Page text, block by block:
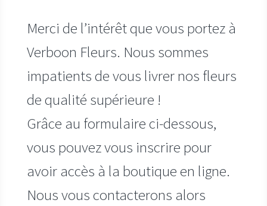
Merci de l’intérêt que vous portez à
Verboon Fleurs. Nous sommes
impatients de vous livrer nos fleurs
de qualité supérieure !
Grâce au formulaire ci-dessous,
vous pouvez vous inscrire pour
avoir accès à la boutique en ligne.
Nous vous contacterons alors